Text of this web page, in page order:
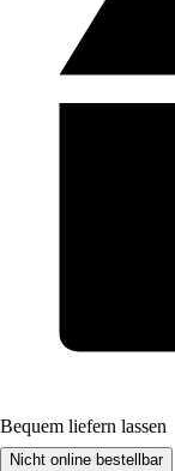
Bequem liefern lassen
Nicht online bestellbar